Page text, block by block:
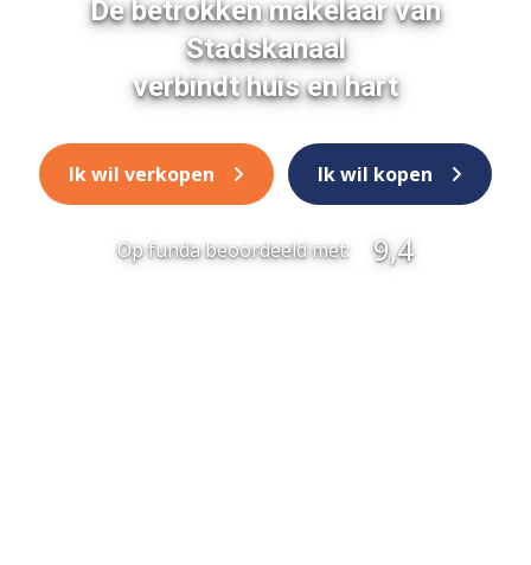
De betrokken makelaar van
Stadskanaal
verbindt huis en hart
Ik wil verkopen Ik wil kopen
Op funda beoordeeld met: 9,4